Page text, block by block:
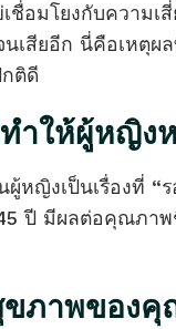
ชื่อมโยงกับความ
เสียอีก นี่คือเหตุ
ติดี
ทำให้ผู้หญิ
ผู้หญิงเป็นเรื่องที่
ปี มีผลต่อคุณภา
ภาพของคุ